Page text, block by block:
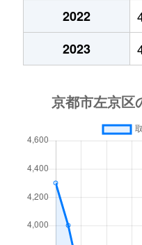
静市市原町
静市市原町
静市市原町
静市市原町
下鴨泉川町
下鴨膳部町
2022
2023